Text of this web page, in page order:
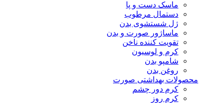
ماسک دست و پا
دستمال مرطوب
ژل شستشوی بدن
ماساژور صورت و بدن
تقویت کننده ناخن
کرم و لوسیون
شامپو بدن
روغن بدن
محصولات بهداشتی صورت
کرم دور چشم
کرم روز